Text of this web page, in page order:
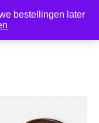
bestellingen later